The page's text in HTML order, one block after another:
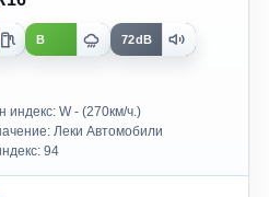
B 72dB
индекс: W - (270км/ч.)
Леки Автомобили
94